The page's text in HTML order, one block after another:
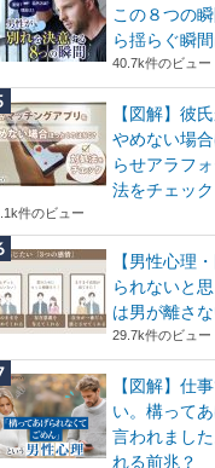
この８つの
ら揺らぐ瞬
40.7k件のビュー
【図解】彼
やめない場
らせアラフ
法をチェック
件のビュー
【男性心理
られないと
は男が離さ
29.7k件のビュー
【図解】仕
い。構って
言われまし
れる前兆？